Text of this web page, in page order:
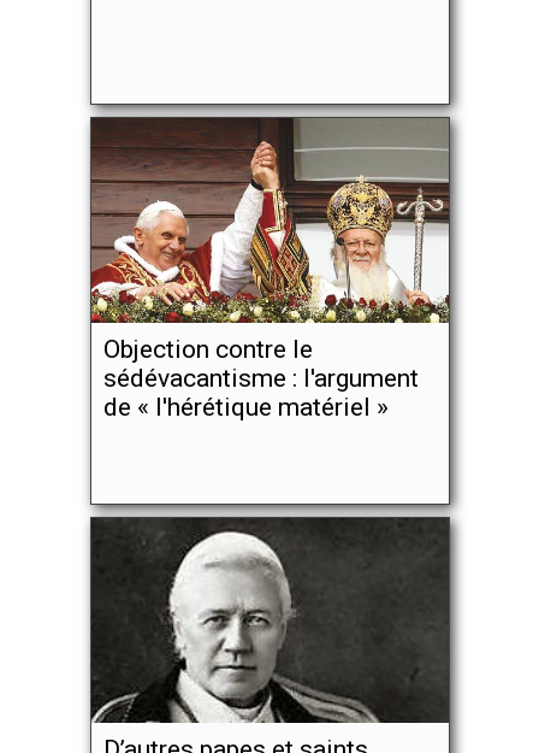
Objection contre le
sédévacantisme : l'argument
de « l'hérétique matériel »